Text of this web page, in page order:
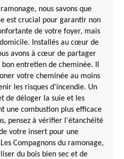
nous savons que
est crucial pour garantir non
de votre foyer, mais
Installés au cœur de
avons à cœur de partager
entretien de cheminée. Il
votre cheminée au moins
les risques d'incendie. Un
de déloger la suie et les
une combustion plus efficace
pensez à vérifier l'étanchéité
votre insert pour une
Compagnons du ramonage,
du bois bien sec et de